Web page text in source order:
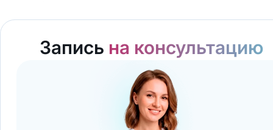
Запись на консультацию